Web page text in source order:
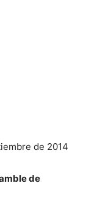
de 2014
de